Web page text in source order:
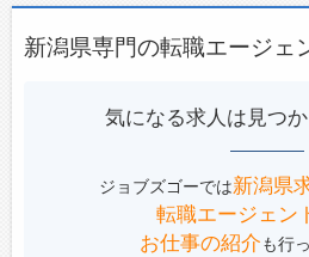
新潟県専門の転職エージェ
気になる求人は見つ
ジョブズゴーでは新潟県
転職エージェン
お仕事の紹介も行